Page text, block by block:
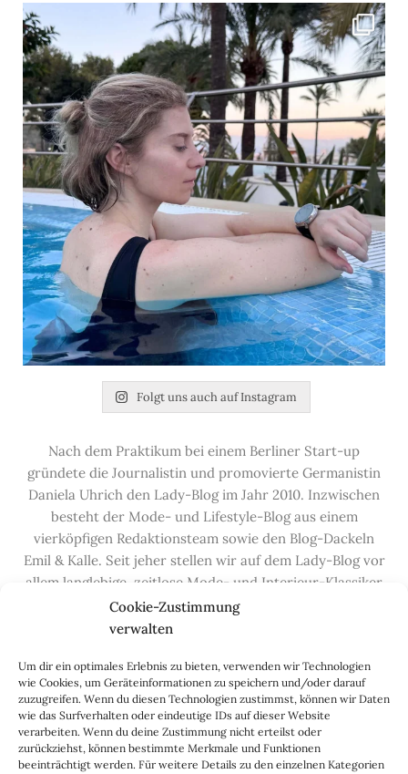
Cookie-Zustimmung
verwalten
Um dir ein optimales Erlebnis zu bieten, verwenden wir Technologien
wie Cookies, um Geräteinformationen zu speichern und/oder darauf
zuzugreifen. Wenn du diesen Technologien zustimmst, können wir Daten
wie das Surfverhalten oder eindeutige IDs auf dieser Website
verarbeiten. Wenn du deine Zustimmung nicht erteilst oder
zurückziehst, können bestimmte Merkmale und Funktionen
beeinträchtigt werden. Für weitere Details zu den einzelnen Kategorien
Folgt uns auch auf Instagram
Nach dem Praktikum bei einem Berliner Start-up
gründete die Journalistin und promovierte Germanistin
Daniela Uhrich den Lady-Blog im Jahr 2010. Inzwischen
besteht der Mode- und Lifestyle-Blog aus einem
vierköpfigen Redaktionsteam sowie den Blog-Dackeln
Emil & Kalle. Seit jeher stellen wir auf dem Lady-Blog vor
allem langlebige, zeitlose Mode- und Interieur-Klassiker
vor, die hochwertig verarbeitet und unter guten
Bedingungen hergestellt wurden – gerne „Made in
Handwerksberufe und kleine feine Firmen, denen wir
hier auf dem Blog eine Präsentationsfläche bieten, sowie
alle Dinge, die das Leben ein bisschen schöner machen.
Darüber hinaus legen wir großen Wert auf den
Austausch mit Euch, den Leserinnen – über die